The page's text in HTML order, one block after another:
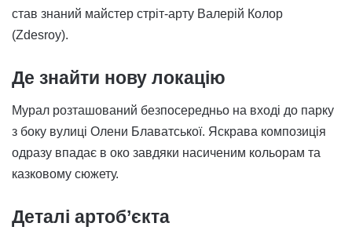
став знаний майстер стріт-арту Валерій Колор
(Zdesroy).
Де знайти нову локацію
Мурал розташований безпосередньо на вході до парку
з боку вулиці Олени Блаватської. Яскрава композиція
одразу впадає в око завдяки насиченим кольорам та
казковому сюжету.
Деталі артоб’єкта